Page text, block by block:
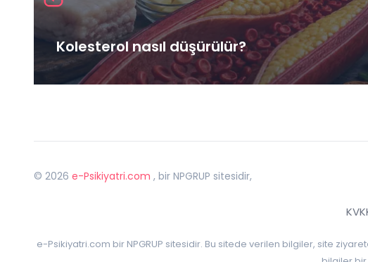
Kolesterol nasıl düşürülür?
© 2026 e-Psikiyatri.com , bir NPGRUP sitesidir,
e-Psikiyatri.com bir NPGRUP sitesidir. Bu sitede verilen bilgiler, site